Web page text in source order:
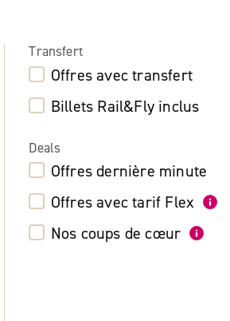
Transfert
Offres avec transfert
Billets Rail&Fly inclus
Deals
Offres dernière minute
Offres avec tarif Flex
Nos coups de cœur